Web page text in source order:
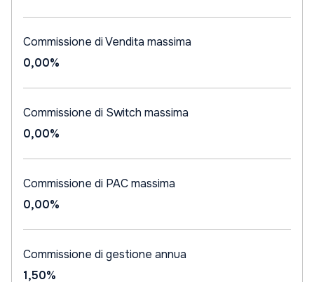
Commissione di Vendita massima
0,00%
Commissione di Switch massima
0,00%
Commissione di PAC massima
0,00%
Commissione di gestione annua
1,50%